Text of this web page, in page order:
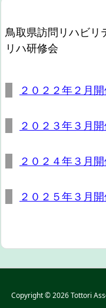
鳥取県訪問リハビリ
リハ研修会
２０２２年２月
２０２３年３月
２０２４年３月
２０２５年３月
Copyright ©2026Tottori